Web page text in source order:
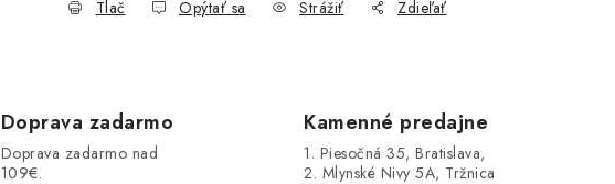
Tlač Opýtať sa Strážiť Zdieľať
Doprava zadarmo
Doprava zadarmo nad
109€.
Kamenné predajne
1. Piesočná 35, Bratislava,
2. Mlynské Nivy 5A, Tržnica